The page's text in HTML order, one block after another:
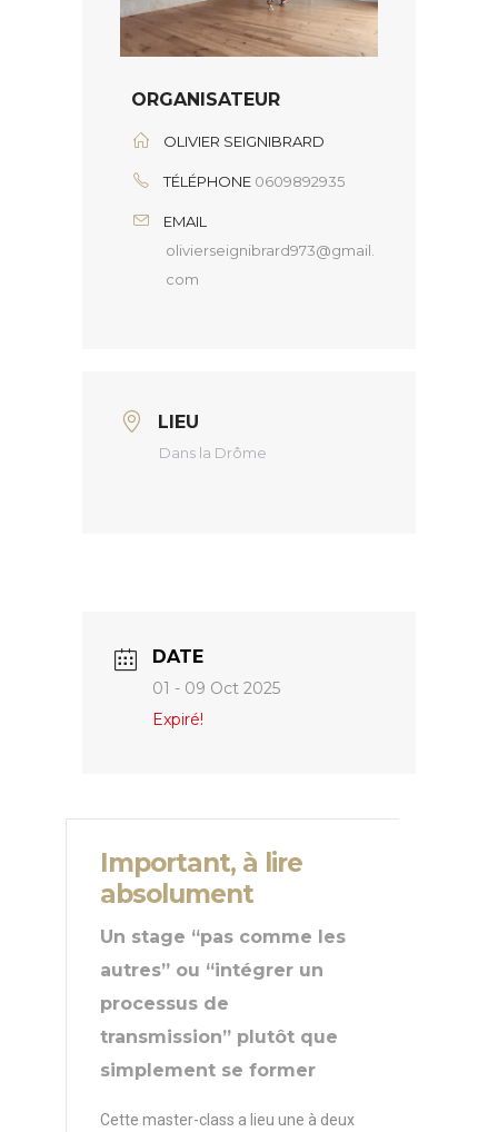
ORGANISATEUR
OLIVIER SEIGNIBRARD
TÉLÉPHONE 0609892935
EMAIL
olivierseignibrard973@gmail.
com
LIEU
Dans la Drôme
DATE
01 - 09 Oct 2025
Expiré!
Important, à lire
absolument
Un stage “pas comme les
autres” ou “intégrer un
processus de
transmission” plutôt que
simplement se former
Cette master-class a lieu une à deux